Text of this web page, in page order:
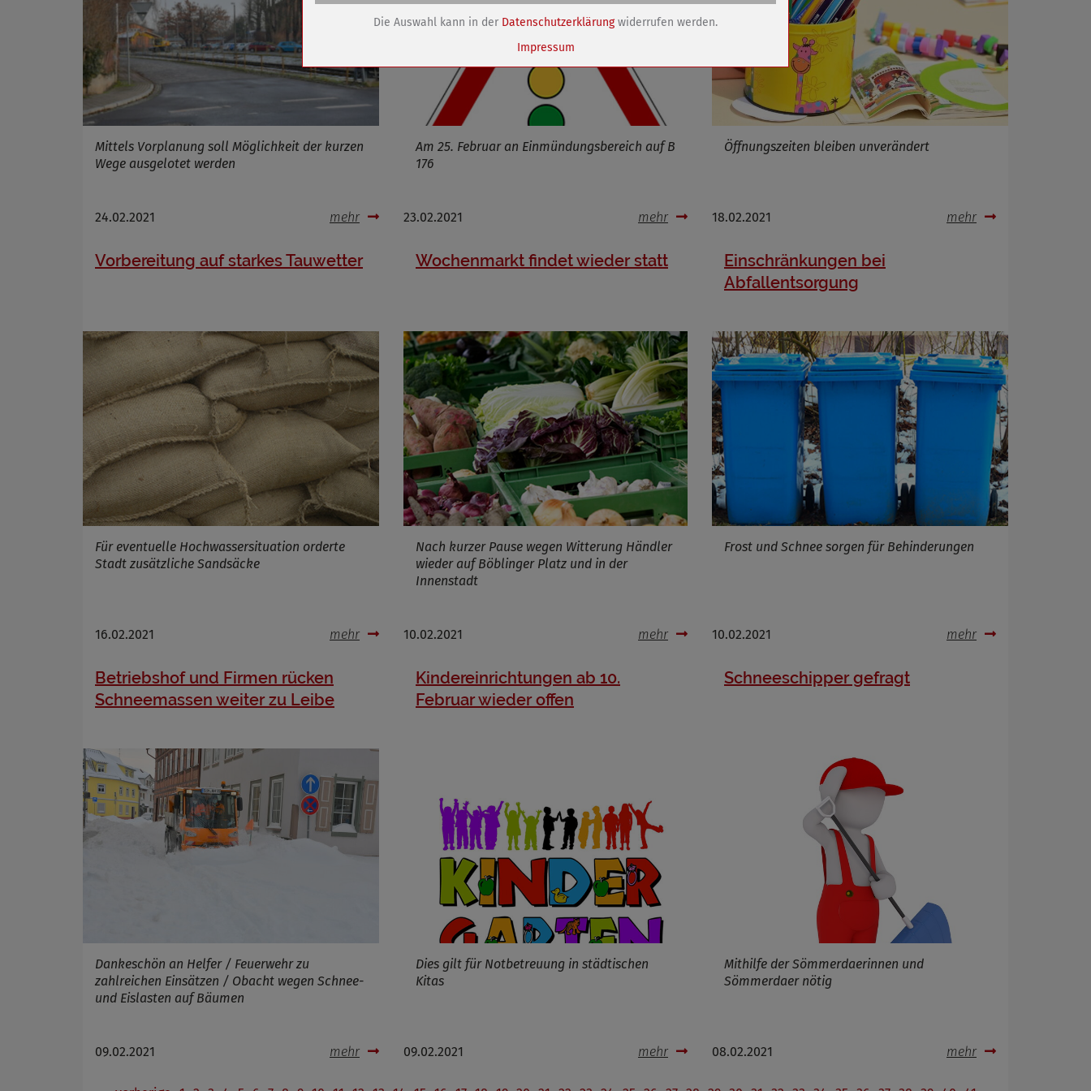
Mittels Vorplanung soll Möglichkeit der kurzen
Wege ausgelotet werden
24.02.2021 mehr
Am 25. Februar an Einmündungsbereich auf B
176
23.02.2021 mehr
Öffnungszeiten bleiben unverändert
18.02.2021 mehr
Vorbereitung auf starkes Tauwetter
Für eventuelle Hochwassersituation orderte
Stadt zusätzliche Sandsäcke
16.02.2021 mehr
Wochenmarkt findet wieder statt
Nach kurzer Pause wegen Witterung Händler
wieder auf Böblinger Platz und in der
Innenstadt
10.02.2021 mehr
Einschränkungen bei
Abfallentsorgung
Frost und Schnee sorgen für Behinderungen
10.02.2021 mehr
Betriebshof und Firmen rücken
Schneemassen weiter zu Leibe
Dankeschön an Helfer / Feuerwehr zu
zahlreichen Einsätzen / Obacht wegen Schnee-
und Eislasten auf Bäumen
09.02.2021 mehr
Kindereinrichtungen ab 10.
Februar wieder offen
Dies gilt für Notbetreuung in städtischen
Kitas
09.02.2021 mehr
Schneeschipper gefragt
Mithilfe der Sömmerdaerinnen und
Sömmerdaer nötig
08.02.2021 mehr
Speichert die Einstellungen der Besucher bezüglich der Speicherung von
Cookies.
Name
Cookies die bei der Verwendung von OpenStreetMaps gesetzt werden
Cookie Laufzeit
Zweck
Cookie Name
Cookie Laufzeit
Infos schließen
Die Auswahl kann in der Datenschutzerklärungwiderrufen werden.
Impressum